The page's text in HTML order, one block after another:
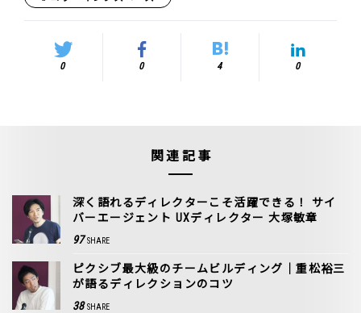
0 0 4 0
関連記事
深く語れるディレクターこそ活躍できる！ サイ
バーエージェント UXディレクター 大塚敏章
97 SHARE
ピクシブ最大級のチームビルディング｜重松裕三
が語るディレクションのコツ
38 SHARE